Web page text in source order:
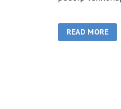
READ MORE